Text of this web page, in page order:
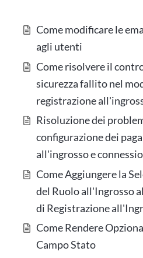
Come modificare le
agli utenti
Come risolvere il
sicurezza fallito nel
registrazione
Risoluzione dei
configurazione dei
all'ingrosso e
Come Aggiungere la
del Ruolo all'Ingrosso
di Registrazione
Come Rendere
Campo Stato